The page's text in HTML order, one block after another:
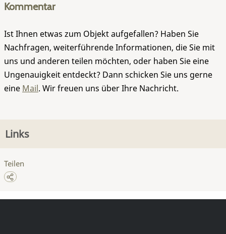
Kommentar
Ist Ihnen etwas zum Objekt aufgefallen? Haben Sie
Nachfragen, weiterführende Informationen, die Sie mit
uns und anderen teilen möchten, oder haben Sie eine
Ungenauigkeit entdeckt? Dann schicken Sie uns gerne
eine Mail. Wir freuen uns über Ihre Nachricht.
Links
Teilen